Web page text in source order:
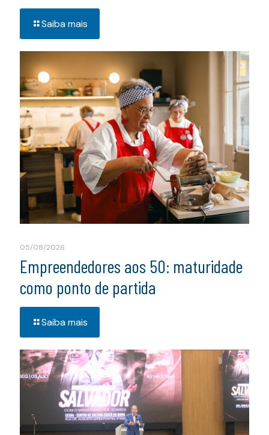
Saiba mais
05/08/2026
Empreendedores aos 50: maturidade
como ponto de partida
Saiba mais